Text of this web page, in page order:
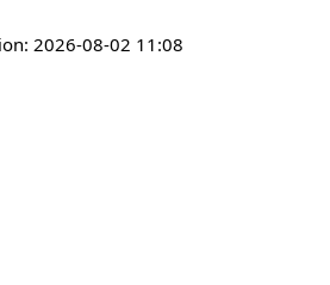
2026-08-02 11:08